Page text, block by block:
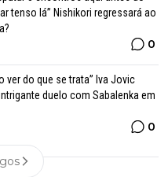
tenso lá” Nishikori regressará ao
0
ver do que se trata” Iva Jovic
duelo com Sabalenka em
0